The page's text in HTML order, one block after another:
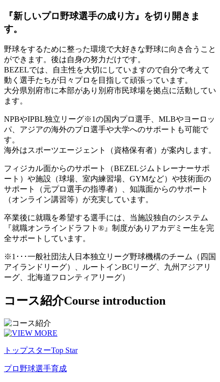
『新しいプロ野球選手の成り方』を切り開きま
す。
野球をするために整った環境で大好きな野球に向き合うこと
ができます。後は自身の努力だけです。
BEZELでは、自主性を大切にしていますので自分で考えて
動く選手たちが日々プロを目指して頑張っています。
大分県別府市に本部があり別府市民球場を拠点に活動してい
ます。
NPBやIPBL独立リーグ※1の国内プロ選手、MLBやヨーロッ
パ、アジアの海外のプロ選手や大学へのサポートも可能で
す。
海外はスポーツエージェント（資格保有者）が案内します。
フィジカル面からのサポート（BEZELジムトレーナーサポ
ート）や施設（球場、室内練習場、GYMなど）や技術面の
サポート（元プロ選手の指導者）、知識面からのサポート
（オンライン講習等）が充実しています。
卒業後に就職を希望する選手には、当施設独自のシステム
『就職オンラインドラフト®』制度がありアカデミー生を完
全サポートしています。
※1･･･一般社団法人日本独立リーグ野球機構のチーム（四国
アイランドリーグ）、ルートインBCリーグ、九州アジアリ
ーグ、北海道フロンティアリーグ）
コース紹介Course introduction
トップスターTop Star
プロ野球選手育成